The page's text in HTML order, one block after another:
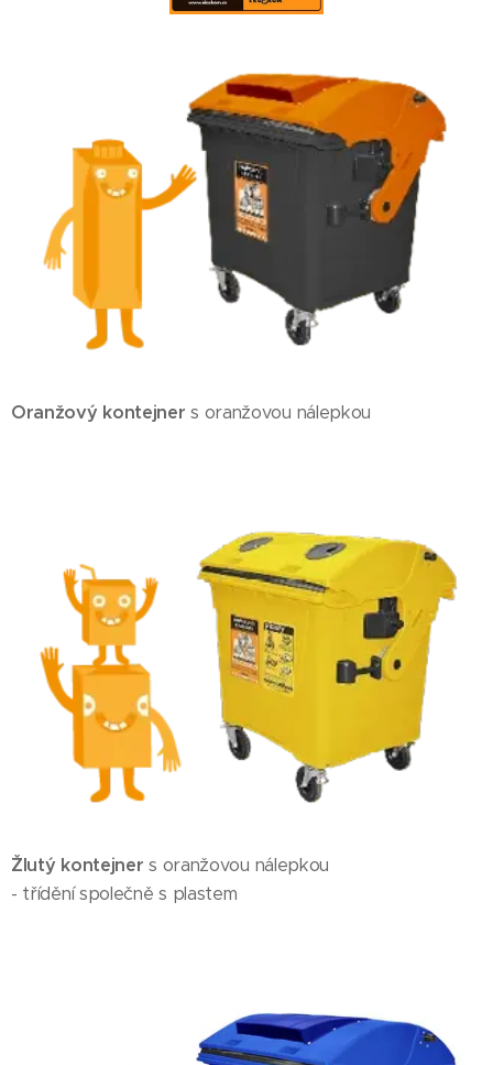
Oranžový kontejner s oranžovou nálepkou
Žlutý kontejner s oranžovou nálepkou
- třídění společně s plastem